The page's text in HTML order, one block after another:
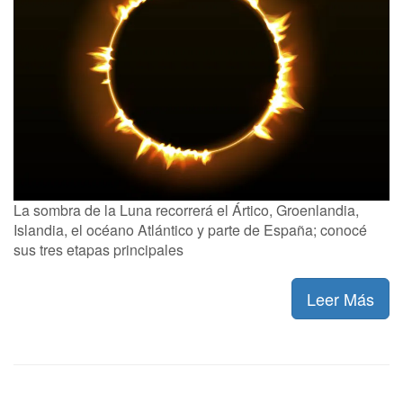
La sombra de la Luna recorrerá el Ártico, Groenlandia,
Islandia, el océano Atlántico y parte de España; conocé
sus tres etapas principales
Leer Más